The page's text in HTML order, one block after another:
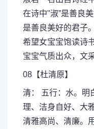
在诗中"淑”是善良
是善良美好的君子
希望女宝宝饱读诗
宝宝气质出众，文
08【杜清原】
清： 五行：水。明
理、洁身自好、大
清雅高尚、清廉。